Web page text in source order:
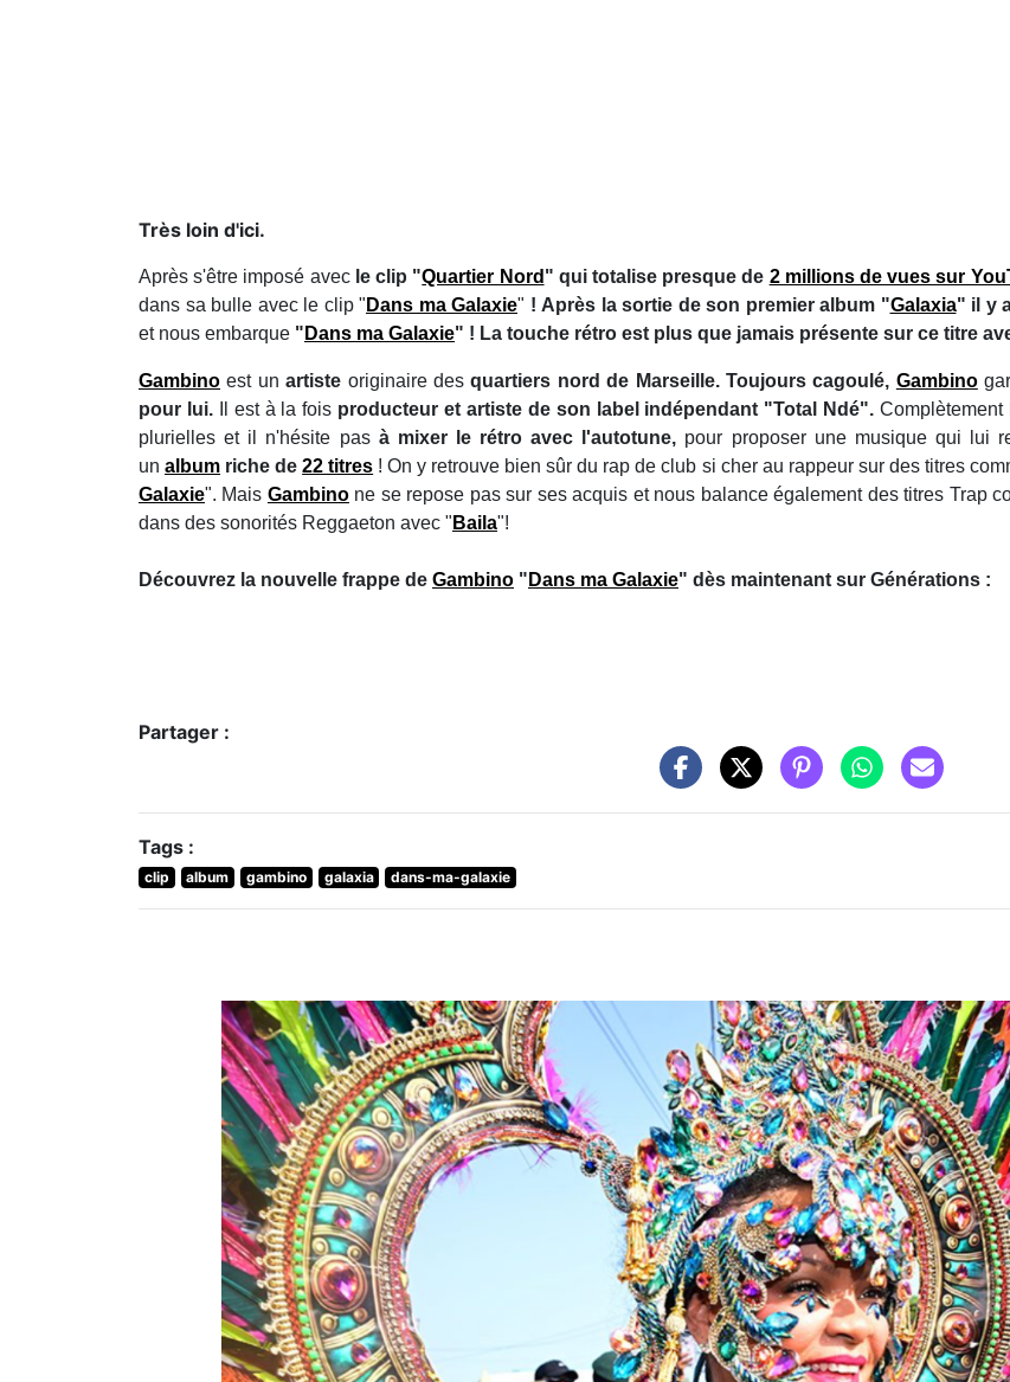
Très loin d'ici.
Après s'être imposé avecle clip "Quartier Nord " qui totalise presque de 2 millions de vues sur
dans sa bulle avec le clip " Dans ma Galaxie" ! Après la sortie de son premier album "Galaxia" il y
et nous embarque " Dans ma Galaxie" ! La touche rétro est plus que jamais présente sur ce titre
Gambino est un artiste originaire des quartiers nord de Marseille. Toujours cagoulé, Gambino
pour lui.
Il est à la fois producteur et artiste de son label indépendant "Total Ndé". Complètement
plurielles et il n'hésite pasà mixer le rétro avec l'autotune, pour proposer une musique qui lui
un album riche de22 titres ! On y retrouve bien sûr du rap de club si cher au rappeur sur des titres
Galaxie". Mais Gambinone se repose pas sur ses acquis et nous balance également des titres Trap
dans des sonorités Reggaeton avec " Baila"!
Découvrez la nouvelle frappe de Gambino " Dans ma Galaxie" dès maintenant sur Générations :
Partager :
Tags :
clip album gambino galaxia dans-ma-galaxie